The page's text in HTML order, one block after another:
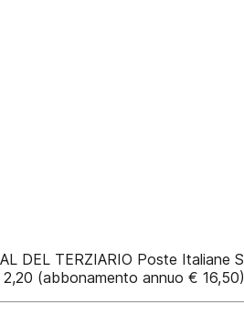
DEL TERZIARIO Poste
(abbonamento annuo € 16,50)